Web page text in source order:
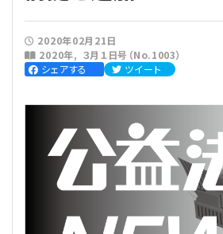
人気記事
法人運営
法人運営
理事会
評議員会・社員総会
理事・監事
会計・税務
会計・税務
定期提出書類
会計処理
労務管理
2020年02月21日
2020年
３月１日号（No.1003）
シェアする
ツイート